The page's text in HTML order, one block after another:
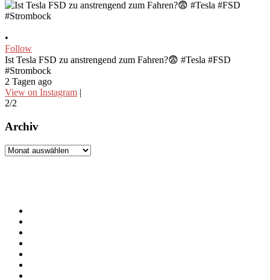
•
Follow
Ist Tesla FSD zu anstrengend zum Fahren?😨 #Tesla #FSD
#Strombock
2 Tagen ago
View on Instagram |
2/2
Archiv
Archiv